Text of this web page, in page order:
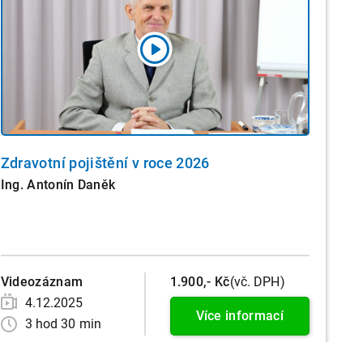
Zdravotní pojištění v roce 2026
Ing. Antonín Daněk
Videozáznam
4.12.2025
3 hod 30 min
1.900,- Kč(vč. DPH)
Více informací